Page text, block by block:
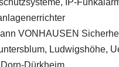
IP-
VONHAUSEN
Ludwigshöhe,
Dürkheim